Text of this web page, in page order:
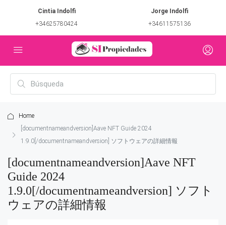
Cintia Indolfi
+34625780424
Jorge Indolfi
+34611575136
Home
[documentnameandversion]Aave NFT Guide 2024
1.9.0[/documentnameandversion] ソフトウェアの詳細情報
[documentnameandversion]Aave NFT
Guide 2024
1.9.0[/documentnameandversion] ソフト
ウェアの詳細情報